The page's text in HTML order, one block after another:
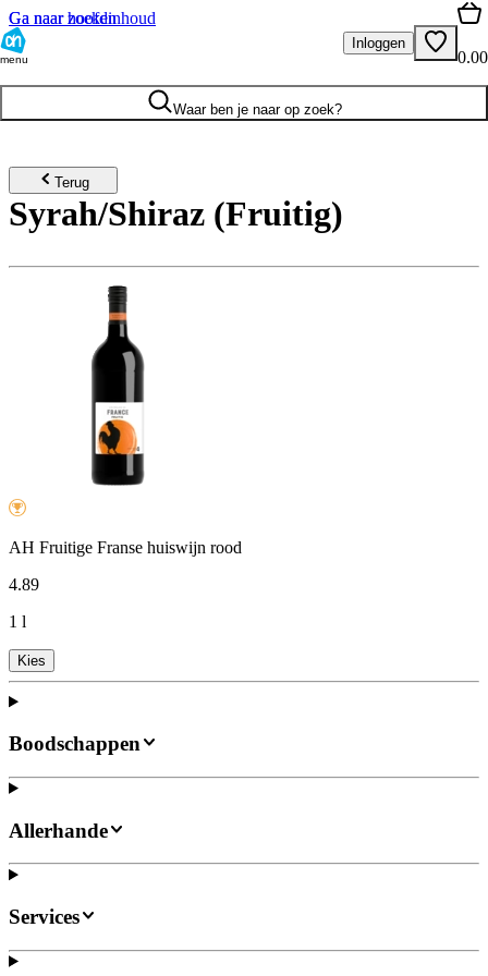
Ga naar hoofdinhoud
Ga naar zoeken
menu
Inloggen
0.00
Waar ben je naar op zoek?
Terug
Syrah/Shiraz (Fruitig)
AH Fruitige Franse huiswijn rood
4.89
1 l
Kies
Boodschappen
Allerhande
Services